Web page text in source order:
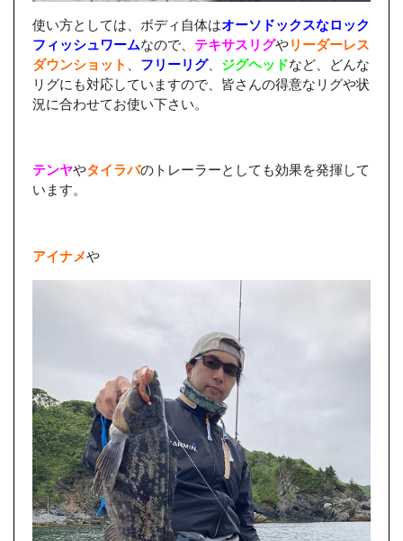
使い方としては、ボディ自体はオーソドックスなロック
フィッシュワームなので、 テキサスリグやリーダーレス
ダウンショット
フリーリグ、 ジグヘッドなど、どんな
リグにも対応していますので、皆さんの得意なリグや状
況に合わせてお使い下さい。
テンヤやタイラバのトレーラーとしても効果を発揮して
います。
アイナメや